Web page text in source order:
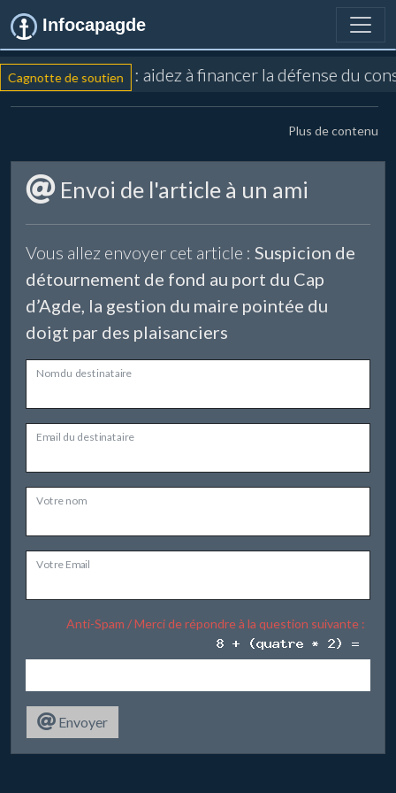
Infocapagde
Cagnotte de soutien : aidez à financer la défense du
Plus de contenu
Envoi de l'article à un ami
Vous allez envoyer cet article : Suspicion de
détournement de fond au port du Cap
d’Agde, la gestion du maire pointée du
doigt par des plaisanciers
Nom du destinataire
Email du destinataire
Votre nom
Votre Email
Anti-Spam / Merci de répondre à la question suivante :
Envoyer